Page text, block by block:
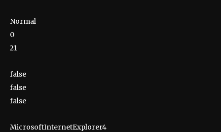
Normal
0
21
false
false
false
MicrosoftInternetExplorer4